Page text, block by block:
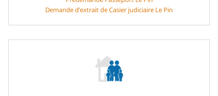
Demande d’extrait de Casier judiciaire Le Pin